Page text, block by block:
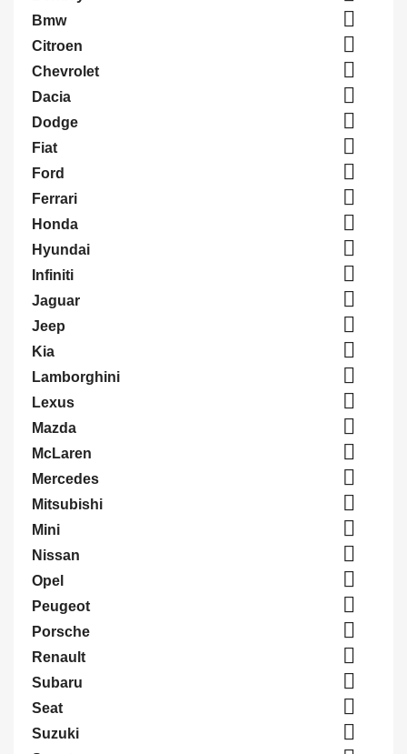
Bmw 
Citroen 
Chevrolet 
Dacia 
Dodge 
Fiat 
Ford 
Ferrari 
Honda 
Hyundai 
Infiniti 
Jaguar 
Jeep 
Kia 
Lamborghini 
Lexus 
Mazda 
McLaren 
Mercedes 
Mitsubishi 
Mini 
Nissan 
Opel 
Peugeot 
Porsche 
Renault 
Subaru 
Seat 
Suzuki 